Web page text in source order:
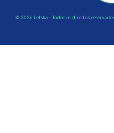
© 2026 Letska – Todos os direitos